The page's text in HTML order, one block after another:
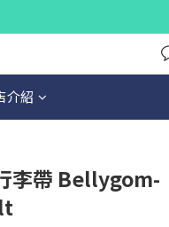
介紹
李帶 Bellygom-